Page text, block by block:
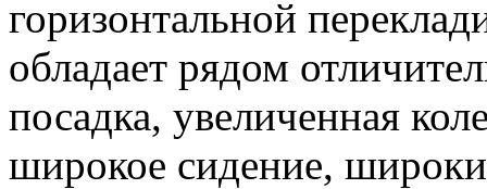
горизонтальной
обладает рядом
посадка, увеличенная
широкое сидение,